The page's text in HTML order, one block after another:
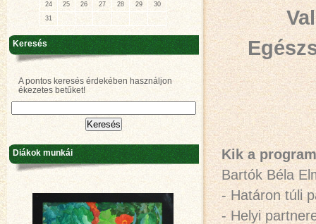
Kik a
Bartók Béla
- Határon túli
- Helyi
24
25 26 27 28 29
30
31
Keresés
A pontos keresés érdekében használjon
ékezetes betűket!
Diákok munkái